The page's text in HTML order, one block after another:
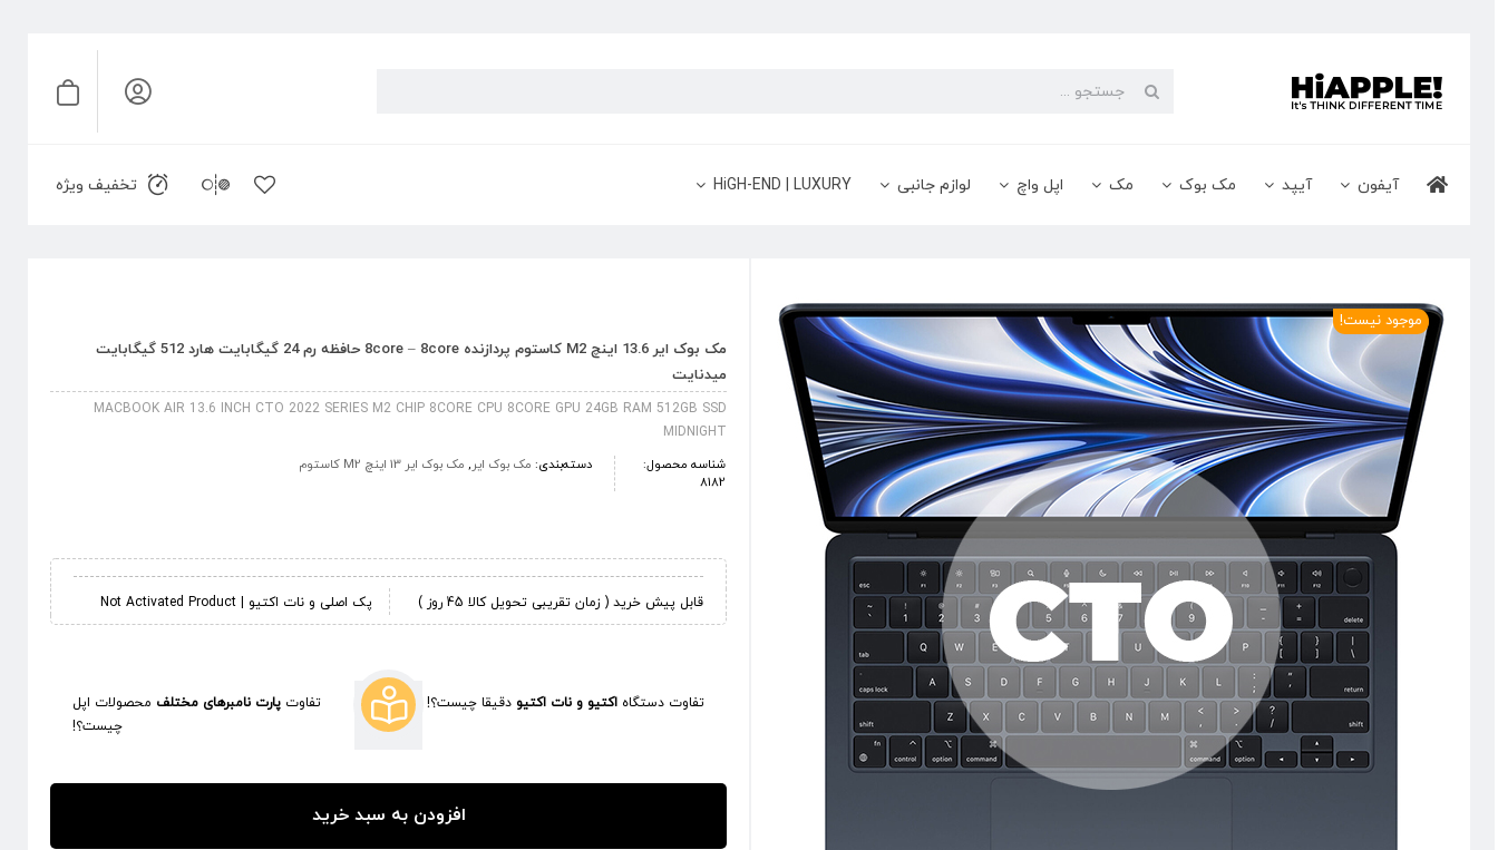
content
جستجو
آیفون آیپد مک بوک مک اپل واچ لوازم جانبی HiGH-END | LUXURY تخفیف ویژه
موجود نیست!
مک بوک ایر 13.6 اینچ M2 کاستوم پردازنده 8core – 8core حافظه رم 24 گیگابایت هارد 512 گیگابایت
میدنایت
MACBOOK AIR 13.6 INCH CTO 2022 SERIES M2 CHIP 8CORE CPU 8CORE GPU 24GB RAM 512GB SSD
MIDNIGHT
شناسه محصول:
8182
دسته‌بندی: مک بوک ایر , مک بوک ایر 13 اینچ M2 کاستوم
قابل پیش خرید ( زمان تقریبی تحویل کالا 45 روز ) پک اصلی و نات اکتیو | Not Activated Product
تفاوت دستگاه اکتیو و نات اکتیو دقیقا چیست؟! تفاوت پارت نامبرهای مختلف محصولات اپل
چیست؟!
افزودن به سبد خرید